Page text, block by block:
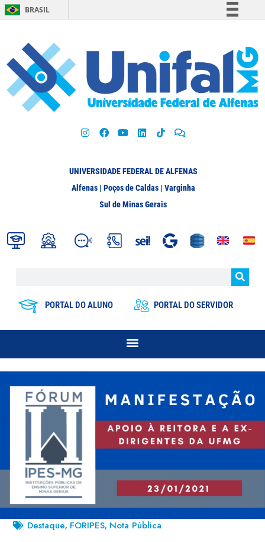
BRASIL
Participe
Acesso à informação
Legislação
UNIVERSIDADE FEDERAL DE ALFENAS
Alfenas | Poços de Caldas | Varginha
Sul de Minas Gerais
PORTAL DO ALUNO PORTAL DO SERVIDOR
Destaque, FORIPES, Nota Pública